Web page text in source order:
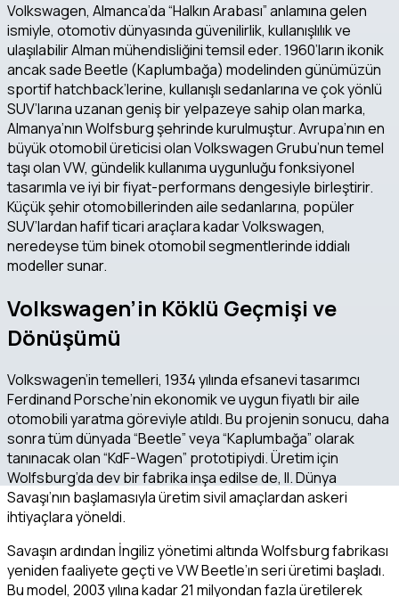
Volkswagen, Almanca’da “Halkın Arabası” anlamına gelen
ismiyle, otomotiv dünyasında güvenilirlik, kullanışlılık ve
ulaşılabilir Alman mühendisliğini temsil eder. 1960’ların ikonik
ancak sade Beetle (Kaplumbağa) modelinden günümüzün
sportif hatchback’lerine, kullanışlı sedanlarına ve çok yönlü
SUV’larına uzanan geniş bir yelpazeye sahip olan marka,
Almanya’nın Wolfsburg şehrinde kurulmuştur. Avrupa’nın en
büyük otomobil üreticisi olan Volkswagen Grubu’nun temel
taşı olan VW, gündelik kullanıma uygunluğu fonksiyonel
tasarımla ve iyi bir fiyat-performans dengesiyle birleştirir.
Küçük şehir otomobillerinden aile sedanlarına, popüler
SUV’lardan hafif ticari araçlara kadar Volkswagen,
neredeyse tüm binek otomobil segmentlerinde iddialı
modeller sunar.
Volkswagen’in Köklü Geçmişi ve
Dönüşümü
Volkswagen’in temelleri, 1934 yılında efsanevi tasarımcı
Ferdinand Porsche’nin ekonomik ve uygun fiyatlı bir aile
otomobili yaratma göreviyle atıldı. Bu projenin sonucu, daha
sonra tüm dünyada “Beetle” veya “Kaplumbağa” olarak
tanınacak olan “KdF-Wagen” prototipiydi. Üretim için
Wolfsburg’da dev bir fabrika inşa edilse de, II. Dünya
Savaşı’nın başlamasıyla üretim sivil amaçlardan askeri
ihtiyaçlara yöneldi.
Savaşın ardından İngiliz yönetimi altında Wolfsburg fabrikası
yeniden faaliyete geçti ve VW Beetle’ın seri üretimi başladı.
Bu model, 2003 yılına kadar 21 milyondan fazla üretilerek